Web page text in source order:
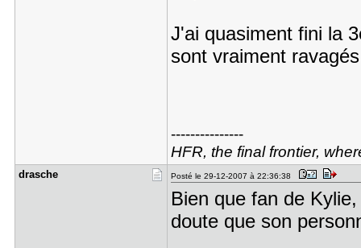
J'ai quasiment fini la
sont vraiment
---------------
HFR, the final frontier,
drasche Posté le 29-12-2007 à 22:36:38
Bien que fan de
doute que son